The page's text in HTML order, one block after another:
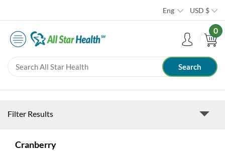
Eng USD $
0
Filter Results
Cranberry